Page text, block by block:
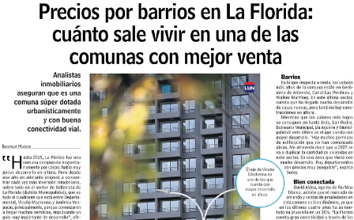
Despliegues por Rubros